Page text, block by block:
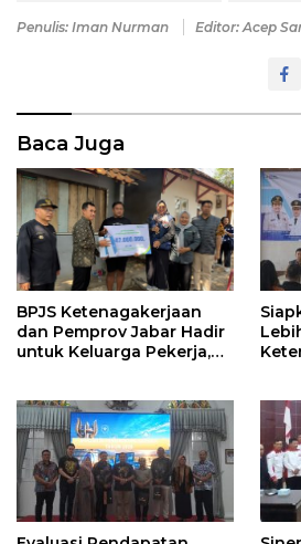
Penulis: Iman Nurman Editor: Acep
Baca Juga
BPJS Ketenagakerjaan
dan Pemprov Jabar Hadir
untuk Keluarga Pekerja,